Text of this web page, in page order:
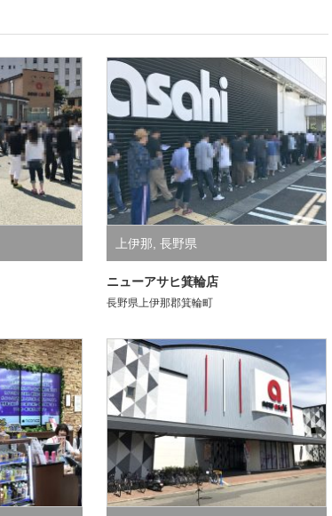
上伊那 長野県
ニューアサヒ箕輪店
長野県上伊那郡箕輪町